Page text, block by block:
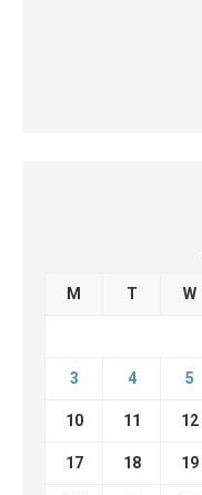
M T W
3 4 5
10 11 12
17 18 19